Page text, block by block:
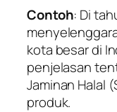
Contoh: Di
kota besar di
penjelasan
Jaminan Halal
produk.